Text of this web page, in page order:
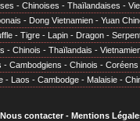
- Chinoises - Thaïlandaises -
- Dong Vietnamien - Yuan
- Tigre - Lapin - Dragon -
- Chinois - Thaïlandais -
- Cambodgiens - Chinois - Coréens
- Laos - Cambodge - Malaisie -
Nous contacter- Mentions